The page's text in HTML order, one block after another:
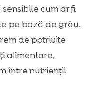
cum ar fi
pe bază de grâu.
de potrivite
alimentare,
între nutrienții